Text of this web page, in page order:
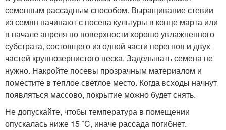
семенным рассадным способом. Выращивание стевии
из семян начинают с посева культуры в конце марта или
в начале апреля по поверхности хорошо увлажненного
субстрата, состоящего из одной части перегноя и двух
частей крупнозернистого песка. Заделывать семена не
нужно. Накройте посевы прозрачным материалом и
поместите в теплое светлое место. Когда всходы начнут
появляться массово, покрытие можно будет снять.
Не допускайте, чтобы температура в помещении
опускалась ниже 15 ˚C, иначе рассада погибнет.